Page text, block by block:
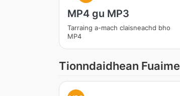
MP4 gu MP3
Tarraing a-mach claisneachd bho
MP4
Tionndaidhean Fuaime